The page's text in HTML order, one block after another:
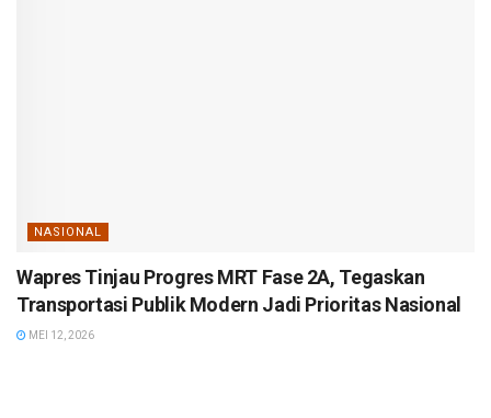
NASIONAL
Wapres Tinjau Progres MRT Fase 2A, Tegaskan
Transportasi Publik Modern Jadi Prioritas Nasional
MEI 12, 2026